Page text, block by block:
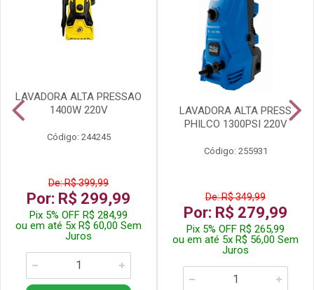
LAVADORA ALTA PRESSAO
1400W 220V
Código: 244245
De: R$ 399,99
Por: R$ 299,99
Pix 5% OFF R$ 284,99
ou em até 5x R$ 60,00 Sem
Juros
LAVADORA ALTA PRESS
PHILCO 1300PSI 220V
Código: 255931
De: R$ 349,99
Por: R$ 279,99
Pix 5% OFF R$ 265,99
ou em até 5x R$ 56,00 Sem
Juros